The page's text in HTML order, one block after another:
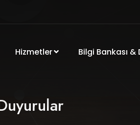
Hizmetler Bilgi Bankası &